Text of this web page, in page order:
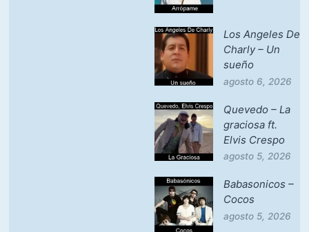
Los Angeles De
Charly – Un
sueño
agosto 6, 2026
Quevedo – La
graciosa ft.
Elvis Crespo
agosto 5, 2026
Babasonicos –
Cocos
agosto 5, 2026